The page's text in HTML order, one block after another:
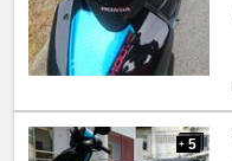
+ 5